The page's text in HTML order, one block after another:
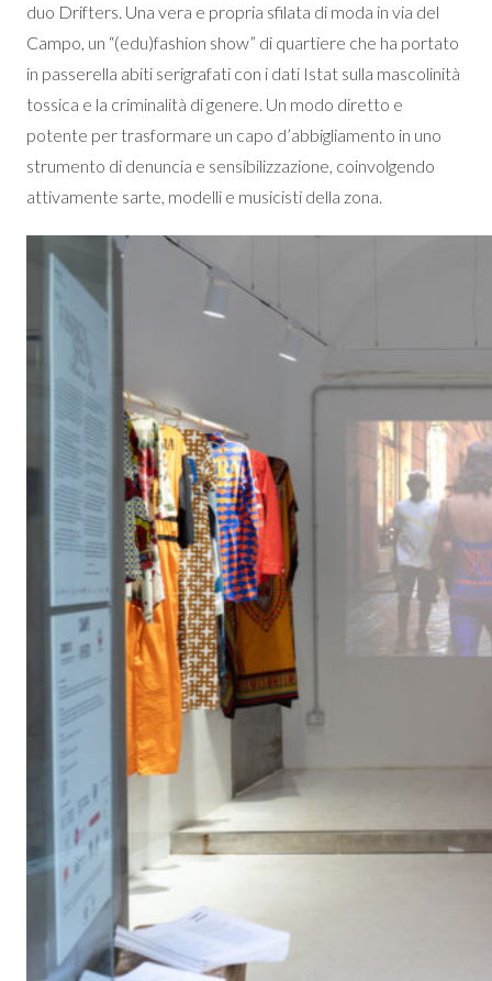
duo Drifters. Una vera e propria sfilata di moda in via del
Campo, un “(edu)fashion show” di quartiere che ha portato
in passerella abiti serigrafati con i dati Istat sulla mascolinità
tossica e la criminalità di genere. Un modo diretto e
potente per trasformare un capo d’abbigliamento in uno
strumento di denuncia e sensibilizzazione, coinvolgendo
attivamente sarte, modelli e musicisti della zona.